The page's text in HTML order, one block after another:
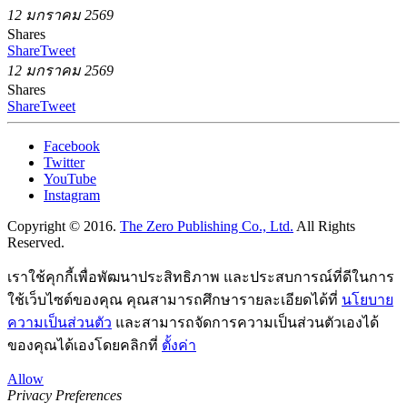
12 มกราคม 2569
Shares
ShareTweet
12 มกราคม 2569
Shares
ShareTweet
Facebook
Twitter
YouTube
Instagram
Copyright © 2016. The Zero Publishing Co., Ltd. All Rights
Reserved.
เราใช้คุกกี้เพื่อพัฒนาประสิทธิภาพ และประสบการณ์ที่ดีในการ
ใช้เว็บไซต์ของคุณ คุณสามารถศึกษารายละเอียดได้ที่ นโยบาย
ความเป็นส่วนตัว และสามารถจัดการความเป็นส่วนตัวเองได้
ของคุณได้เองโดยคลิกที่ ตั้งค่า
Allow
Privacy Preferences